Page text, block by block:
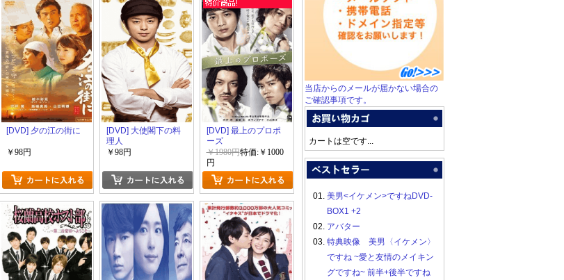
[DVD] 夕の江の街に
￥98円
[DVD] 大使閣下の料
理人
￥98円
[DVD] 最上のプロポ
ーズ
￥1980円特価:￥1000
円
当店からのメールが届かない場合の
ご確認事項です。
カートは空です...
01. 美男<イケメン>ですねDVD-
BOX1 +2
02. アバター
03. 特典映像 美男〈イケメン〉
ですね ~愛と友情のメイキン
グですね~ 前半+後半ですね